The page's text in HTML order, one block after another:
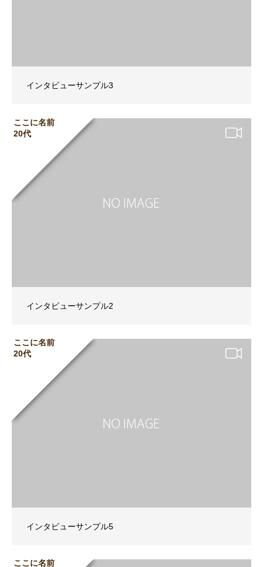
インタビューサンプル3
ここに名前
20代
インタビューサンプル2
ここに名前
20代
インタビューサンプル5
ここに名前